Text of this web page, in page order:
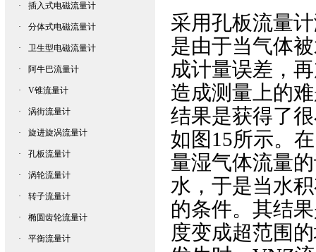
· 插入式电磁流量计
· 分体式电磁流量计
· 卫生型电磁流量计
· 阿牛巴流量计
· V锥流量计
· 涡街流量计
· 旋进旋涡流量计
· 孔板流量计
· 涡轮流量计
· 转子流量计
· 椭圆齿轮流量计
· 平衡流量计
采用孔板流量计
是由于当气体
成计量误差，
造成测量上的
结果是获得了
如图15所示。
量湿气体流量
水，于是当水
的条件。其结
度变成超范围